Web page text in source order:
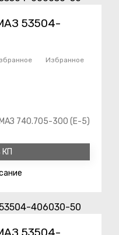
53504-
Избранное
740.705-300 (Е-5)
КП